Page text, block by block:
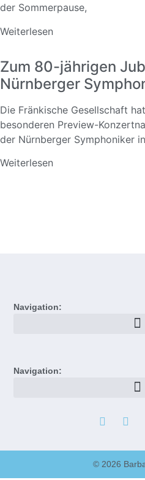
der Sommerpause,
Weiterlesen
Zum 80-jährigen
Nürnberger
Die Fränkische Gesellschaft
besonderen Preview-
der Nürnberger Symphoniker
Weiterlesen
Navigation:
Navigation:
© 2026